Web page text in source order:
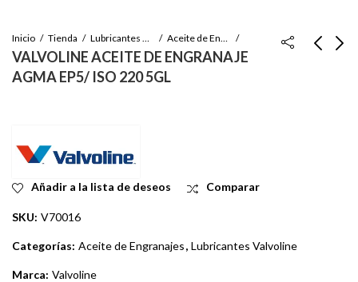
Inicio Tienda Lubricantes Valvoline Aceite de Engranajes
VALVOLINE ACEITE DE ENGRANAJE
AGMA EP5/ ISO 220 5GL
Añadir a la lista de deseos Comparar
SKU: V70016
Categorías: Aceite de Engranajes, Lubricantes Valvoline
Marca: Valvoline